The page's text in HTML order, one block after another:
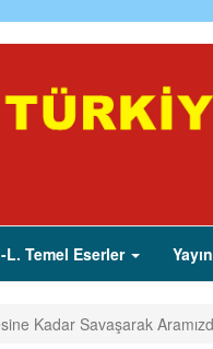
L. Temel Eserler
Kadar Savaşarak